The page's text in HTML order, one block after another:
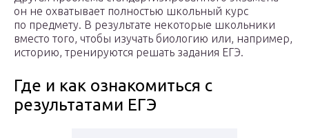
он не охватывает полностью школьный курс
по предмету. В результате некоторые школьники
вместо того, чтобы изучать биологию или, например,
историю, тренируются решать задания ЕГЭ.
Где и как ознакомиться с
результатами ЕГЭ